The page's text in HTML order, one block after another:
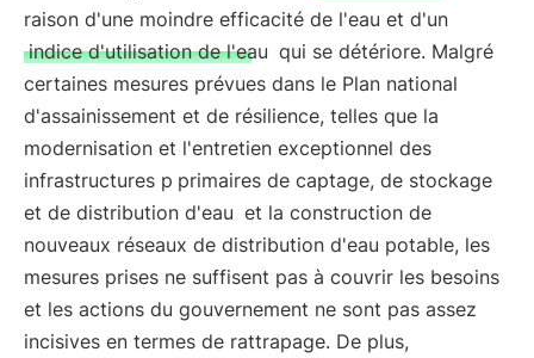
raison d'une moindre efficacité de l'eau et d'un
indice d'utilisation de l'eau qui se détériore. Malgré
certaines mesures prévues dans le Plan national
d'assainissement et de résilience, telles que la
modernisation et l'entretien exceptionnel des
infrastructures p primaires de captage, de stockage
et de distribution d'eau et la construction de
nouveaux réseaux de distribution d'eau potable, les
mesures prises ne suffisent pas à couvrir les besoins
et les actions du gouvernement ne sont pas assez
incisives en termes de rattrapage. De plus,